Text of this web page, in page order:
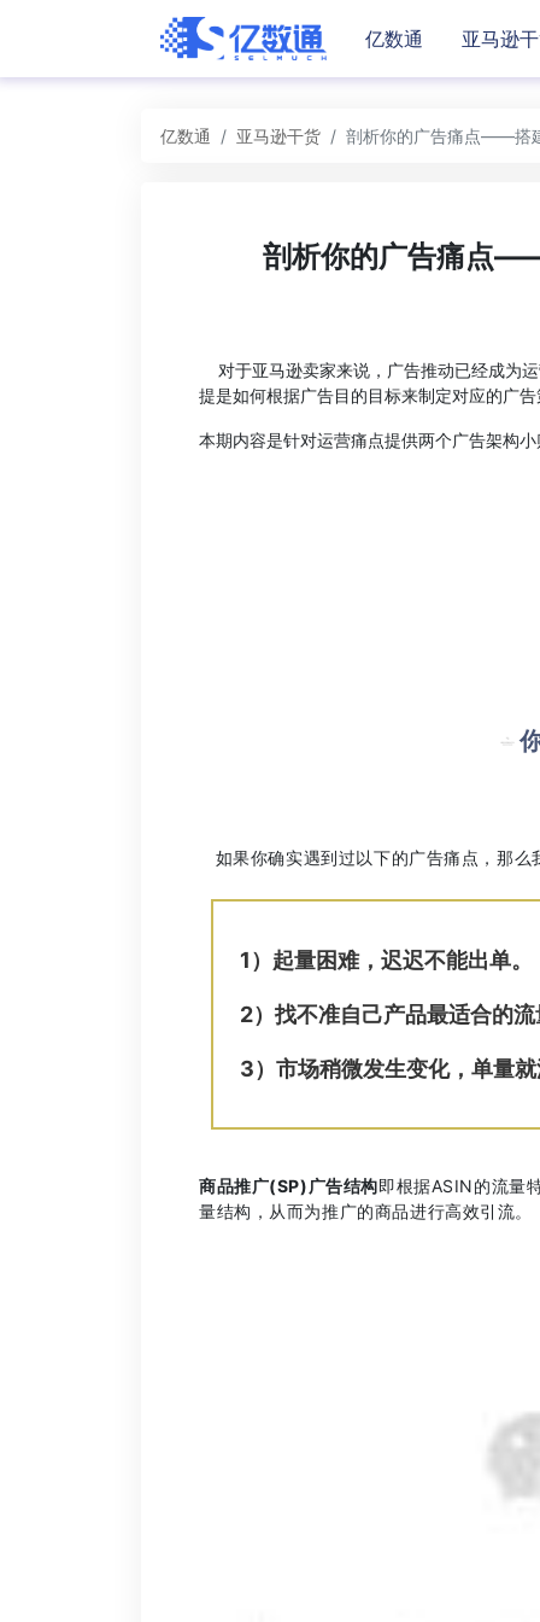
亿数通 亚马逊
亿数通 亚马逊干货 剖析你的广告痛点——搭
剖析你的广告痛点
对于亚马逊卖家来说，广告推动已经成为
提是如何根据广告目的目标来制定对应的广
本期内容是针对运营痛点提供两个广告架构
如果你确实遇到过以下的广告痛点，那么
1）起量困难，迟迟不能出单。
2）找不准自己产品最适合的
3）市场稍微发生变化，单量
商品推广(SP)广告结构即根据ASIN的流量
量结构，从而为推广的商品进行高效引流。